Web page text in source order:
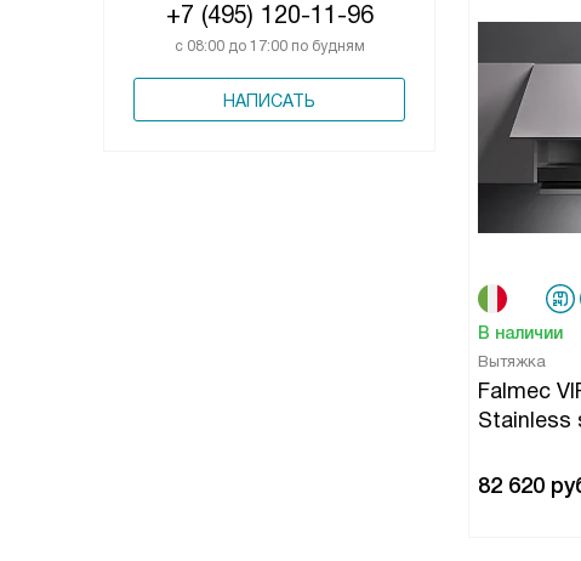
+7 (495) 120-11-96
с 08:00 до 17:00 по будням
НАПИСАТЬ
В наличии
Вытяжка
Falmec
Stainless
82 620